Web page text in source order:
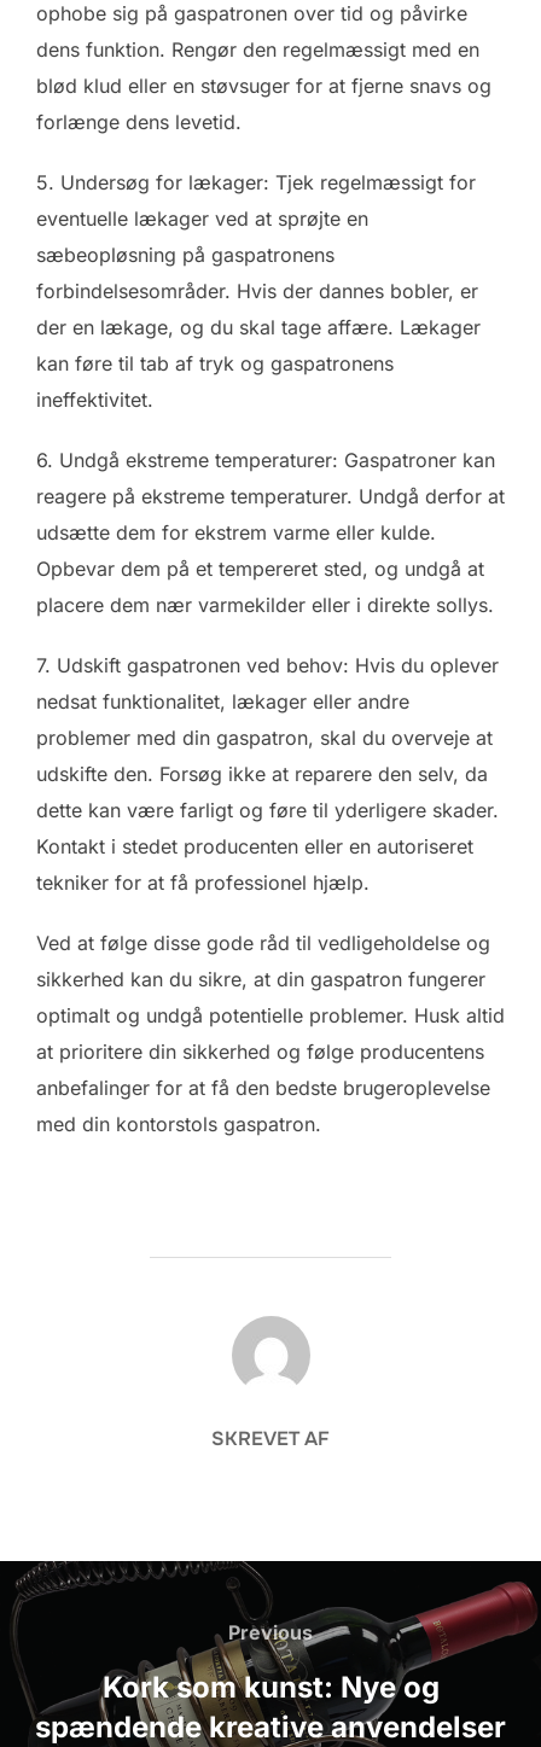
ophobe sig på gaspatronen over tid og påvirke
dens funktion. Rengør den regelmæssigt med en
blød klud eller en støvsuger for at fjerne snavs og
forlænge dens levetid.
5. Undersøg for lækager: Tjek regelmæssigt for
eventuelle lækager ved at sprøjte en
sæbeopløsning på gaspatronens
forbindelsesområder. Hvis der dannes bobler, er
der en lækage, og du skal tage affære. Lækager
kan føre til tab af tryk og gaspatronens
ineffektivitet.
6. Undgå ekstreme temperaturer: Gaspatroner kan
reagere på ekstreme temperaturer. Undgå derfor at
udsætte dem for ekstrem varme eller kulde.
Opbevar dem på et tempereret sted, og undgå at
placere dem nær varmekilder eller i direkte sollys.
7. Udskift gaspatronen ved behov: Hvis du oplever
nedsat funktionalitet, lækager eller andre
problemer med din gaspatron, skal du overveje at
udskifte den. Forsøg ikke at reparere den selv, da
dette kan være farligt og føre til yderligere skader.
Kontakt i stedet producenten eller en autoriseret
tekniker for at få professionel hjælp.
Ved at følge disse gode råd til vedligeholdelse og
sikkerhed kan du sikre, at din gaspatron fungerer
optimalt og undgå potentielle problemer. Husk altid
at prioritere din sikkerhed og følge producentens
anbefalinger for at få den bedste brugeroplevelse
med din kontorstols gaspatron.
FORFATTER
SKREVET AF
Indlægsnavigation
Previous
Previous
Kork som kunst: Nye og
spændende kreative anvendelser